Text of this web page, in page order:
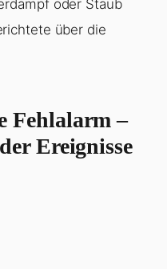
oder Staub
über die
Fehlalarm –
Ereignisse